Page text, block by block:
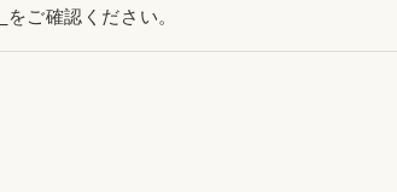
をご確認ください。